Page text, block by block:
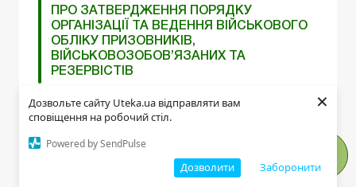
Дозвольте сайту Uteka.ua відправляти вам
сповіщення на робочий стіл.
Powered by SendPulse
Заборонити
Дозволити
×
ПРО ЗАТВЕРДЖЕННЯ ПОРЯДКУ
ОРГАНІЗАЦІЇ ТА ВЕДЕННЯ ВІЙСЬКОВОГО
ОБЛІКУ ПРИЗОВНИКІВ,
ВІЙСЬКОВОЗОБОВ’ЯЗАНИХ ТА
РЕЗЕРВІСТІВ
Комментарии к материалу